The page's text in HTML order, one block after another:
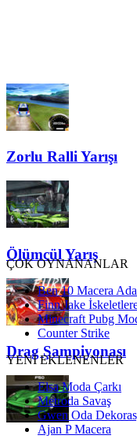
Zorlu Ralli Yarışı
Ölümcül Yarış
Drag Şampiyonası
ÇOK OYNANANLAR
Ben 10 Macera
Finn Jake
Minecraft Pubg
Counter Strike
YENİ EKLENENLER
Elsa Moda Çarkı
Metroda Savaş
Gwen Oda
Ajan P Macera